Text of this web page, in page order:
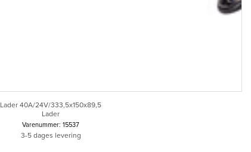
Lader 40A/24V/333,5x150x89,5
Lader
Varenummer: 15537
3-5 dages levering